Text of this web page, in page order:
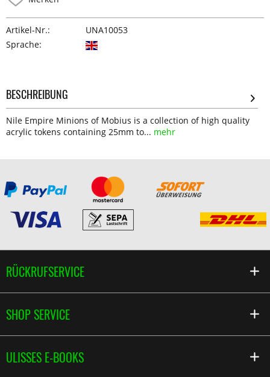
Artikel-Nr.:
UNA10053
Sprache:
BESCHREIBUNG
Nile Empire Minions of Mobius is a collection of high quality
acrylic tokens containing 25mm to... mehr
RÜCKRUFSERVICE
SHOP SERVICE
ULISSES E-BOOKS